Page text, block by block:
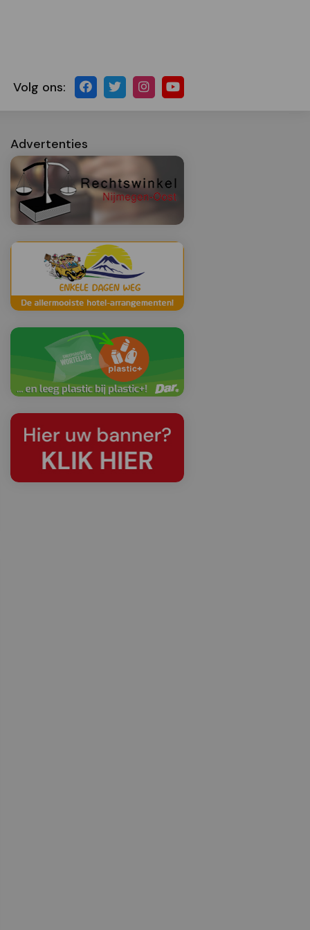
Volg ons:
Advertenties